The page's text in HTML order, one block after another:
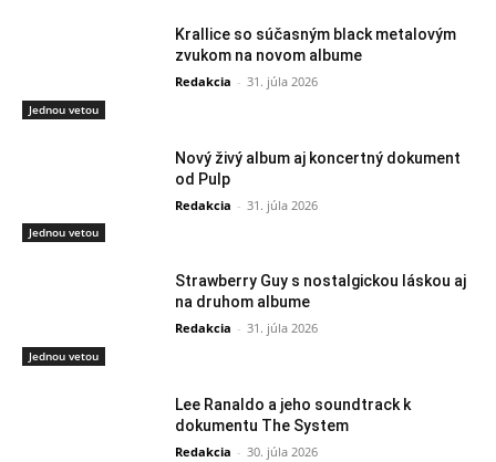
Jednou vetou
Krallice so súčasným black metalovým
zvukom na novom albume
Redakcia - 31. júla 2026
Jednou vetou
Nový živý album aj koncertný dokument
od Pulp
Redakcia - 31. júla 2026
Jednou vetou
Strawberry Guy s nostalgickou láskou aj
na druhom albume
Redakcia - 31. júla 2026
Lee Ranaldo a jeho soundtrack k
dokumentu The System
Redakcia - 30. júla 2026